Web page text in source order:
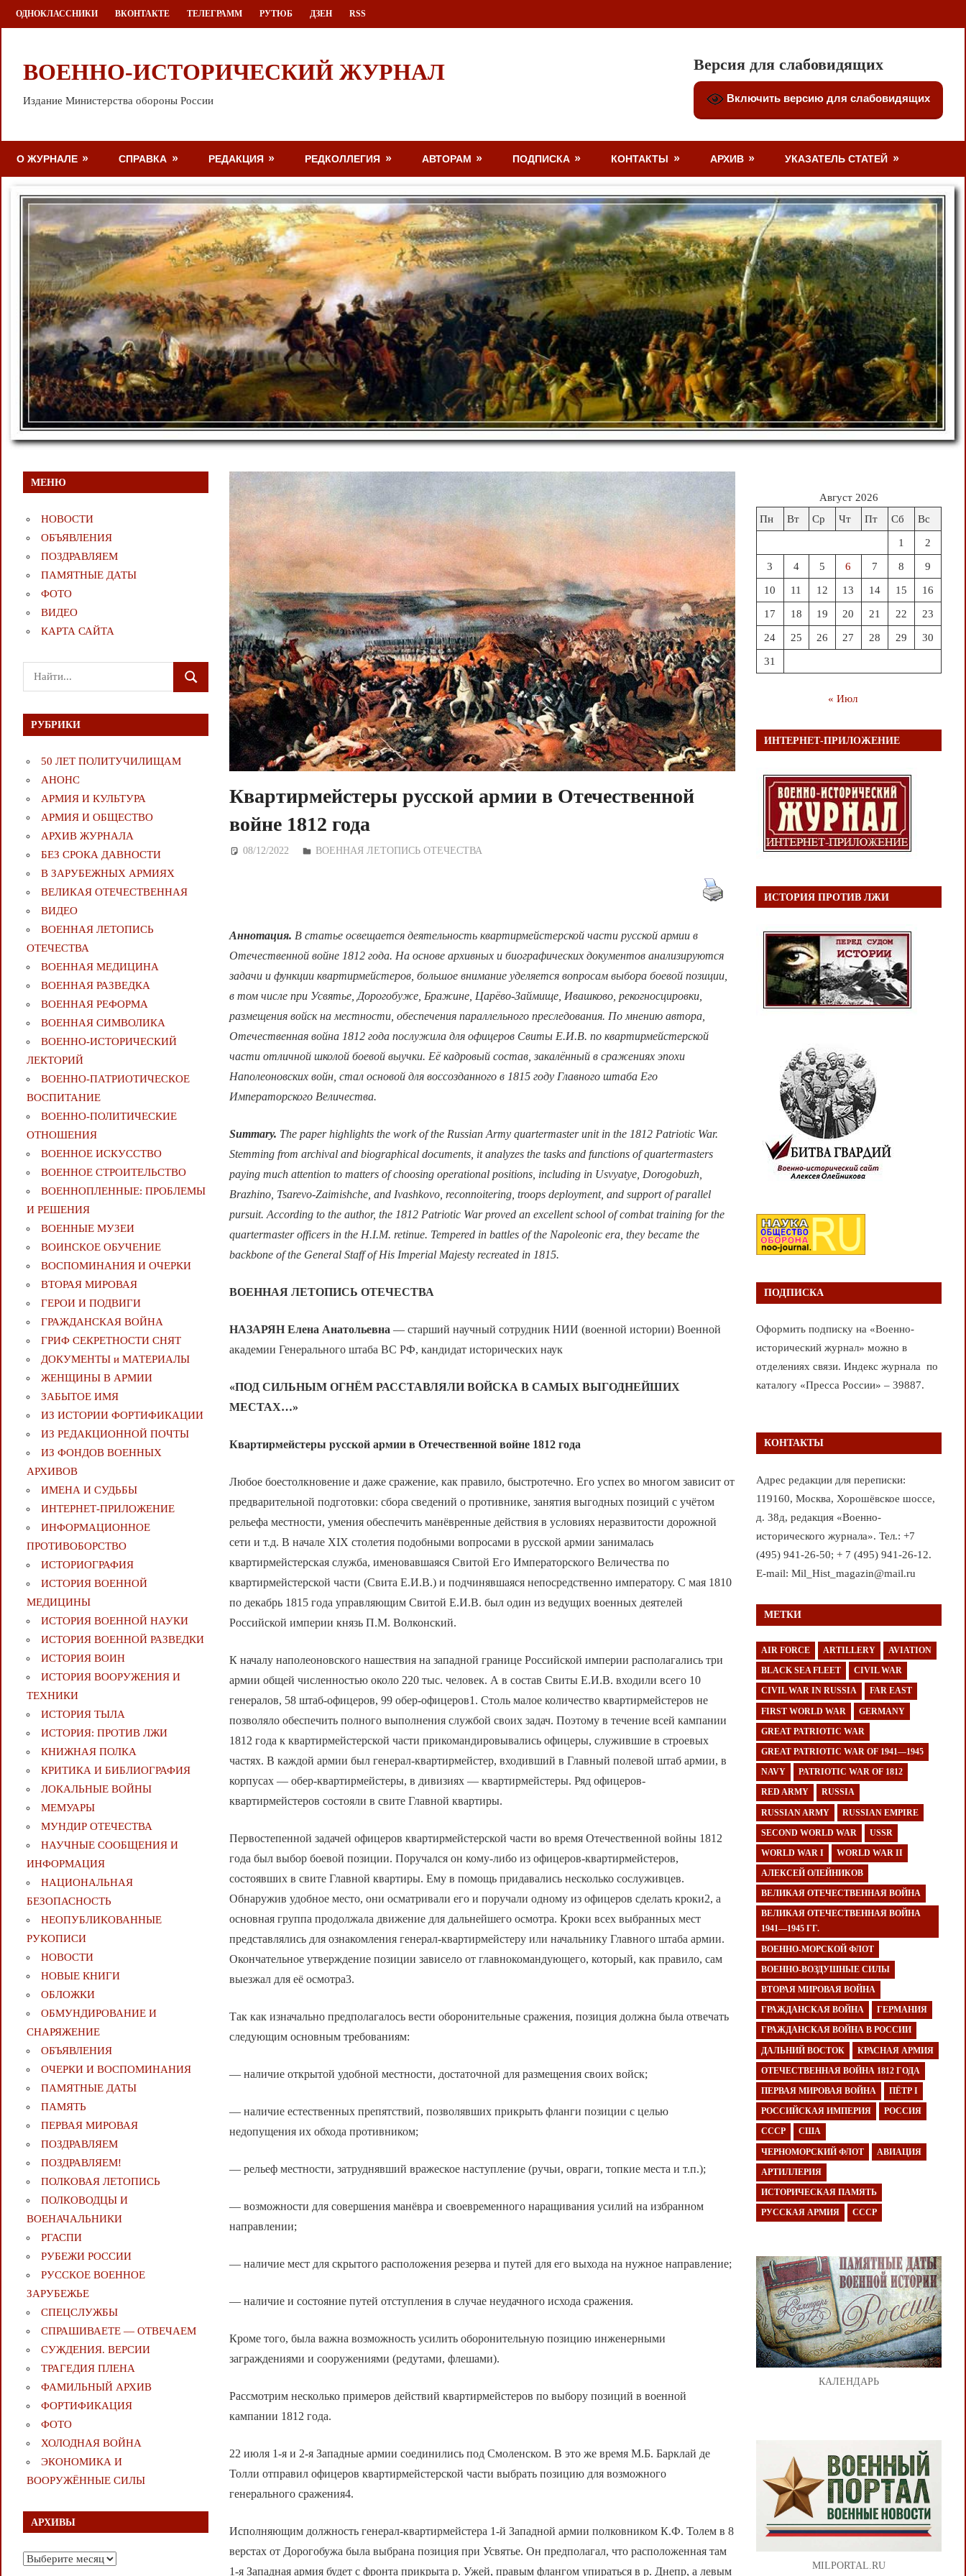
Перейти
к
ОДНОКЛАССНИКИ ВКОНТАКТЕ ТЕЛЕГРАММ РУТЮБ ДЗЕН RSS
ВОЕННО-ИСТОРИЧЕСКИЙ ЖУРНАЛ
Издание Министерства обороны России
Версия для слабовидящих
Включить версию для слабовидящих
О ЖУРНАЛЕ СПРАВКА РЕДАКЦИЯ РЕДКОЛЛЕГИЯ АВТОРАМ ПОДПИСКА КОНТАКТЫ АРХИВ УКАЗАТЕЛЬ СТАТЕЙ
Квартирмейстеры русской армии в Отечественной
войне 1812 года
08/12/2022 Дежурный по Редакции
ВОЕННАЯ ЛЕТОПИСЬ ОТЕЧЕСТВА
Аннотация. В статье освещается деятельность квартирмейстерской части русской армии в
Отечественной войне 1812 года. На основе архивных и биографических документов анализируются
задачи и функции квартирмейстеров, большое внимание уделяется вопросам выбора боевой позиции,
в том числе при Усвятье, Дорогобуже, Бражине, Царёво-Займище, Ивашково, рекогносцировки,
размещения войск на местности, обеспечения параллельного преследования. По мнению автора,
Отечественная война 1812 года послужила для офицеров Свиты Е.И.В. по квартирмейстерской
части отличной школой боевой выучки. Её кадровый состав, закалённый в сражениях эпохи
Наполеоновских войн, стал основой для воссозданного в 1815 году Главного штаба Его
Императорского Величества.
Summary. The paper highlights the work of the Russian Army quartermaster unit in the 1812 Patriotic War.
Stemming from archival and biographical documents, it analyzes the tasks and functions of quartermasters
paying much attention to matters of choosing operational positions, including in Usvyatye, Dorogobuzh,
Brazhino, Tsarevo-Zaimishche, and Ivashkovo, reconnoitering, troops deployment, and support of parallel
pursuit. According to the author, the 1812 Patriotic War proved an excellent school of combat training for the
quartermaster officers in the H.I.M. retinue. Tempered in battles of the Napoleonic era, they became the
backbone of the General Staff of His Imperial Majesty recreated in 1815.
ВОЕННАЯ ЛЕТОПИСЬ ОТЕЧЕСТВА
НАЗАРЯН Елена Анатольевна — старший научный сотрудник НИИ (военной истории) Военной
академии Генерального штаба ВС РФ, кандидат исторических наук
«ПОД СИЛЬНЫМ ОГНЁМ РАССТАВЛЯЛИ ВОЙСКА В САМЫХ ВЫГОДНЕЙШИХ
МЕСТАХ…»
Квартирмейстеры русской армии в Отечественной войне 1812 года
Любое боестолкновение и даже сражение, как правило, быстротечно. Его успех во многом зависит от
предварительной подготовки: сбора сведений о противнике, занятия выгодных позиций с учётом
рельефа местности, умения обеспечить манёвренные действия в условиях неразвитости дорожной
сети и т.д. В начале XIX столетия подобными вопросами в русской армии занималась
квартирмейстерская служба, именовавшаяся Свитой Его Императорского Величества по
квартирмейстерской части (Свита Е.И.В.) и подчинявшаяся непосредственно императору. С мая 1810
по декабрь 1815 года управляющим Свитой Е.И.В. был один из ведущих военных деятелей
Российской империи князь П.М. Волконский.
К началу наполеоновского нашествия на западной границе Российской империи располагались три
армии общей численностью около 220 тыс. человек. А в состав Свиты Е.И.В. входили всего 10
генералов, 58 штаб-офицеров, 99 обер-офицеров1. Столь малое количество квартирмейстеров не
позволяло обеспечить полного выполнения службой своих задач. Поэтому в течение всей кампании
1812 года к квартирмейстерской части прикомандировывались офицеры, служившие в строевых
частях. В каждой армии был генерал-квартирмейстер, входивший в Главный полевой штаб армии, в
корпусах — обер-квартирмейстеры, в дивизиях — квартирмейстеры. Ряд офицеров-
квартирмейстеров состояли в свите Главной квартиры.
Первостепенной задачей офицеров квартирмейстерской части во время Отечественной войны 1812
года был выбор боевой позиции. Поручался он кому-либо из офицеров-квартирмейстеров,
состоявших в свите Главной квартиры. Ему в помощь придавались несколько сослуживцев.
Обнаружив удобное место, они осматривали его и поручали одному из офицеров сделать кроки2, а
основная группа продолжала движение для дальнейшего осмотра. Кроки всех выбранных мест
представлялись для ознакомления генерал-квартирмейстеру или начальнику Главного штаба армии.
Окончательное утверждение позиции зависело от главнокомандующего, который, как правило, сам
выезжал для её осмотра3.
Так как изначально предполагалось вести оборонительные сражения, позиция должна была отвечать
следующим основным требованиям:
— наличие открытой удобной местности, достаточной для размещения своих войск;
— наличие естественных препятствий, позволявших прикрыть фланги позиции с целью
недопущения их обхода противником;
— рельеф местности, затруднявший вражеское наступление (ручьи, овраги, топкие места и т.п.);
— возможности для совершения манёвра и своевременного наращивания усилий на избранном
направлении;
— наличие мест для скрытого расположения резерва и путей для его выхода на нужное направление;
— наличие и состояние путей отступления в случае неудачного исхода сражения.
Кроме того, была важна возможность усилить оборонительную позицию инженерными
заграждениями и сооружениями (редутами, флешами).
Рассмотрим несколько примеров действий квартирмейстеров по выбору позиций в военной
кампании 1812 года.
22 июля 1-я и 2-я Западные армии соединились под Смоленском. В это же время М.Б. Барклай де
Толли отправил офицеров квартирмейстерской части выбрать позицию для возможного
генерального сражения4.
Исполняющим должность генерал-квартирмейстера 1-й Западной армии полковником К.Ф. Толем в 8
верстах от Дорогобужа была выбрана позиция при Усвятье. Он предполагал, что расположенная там
1-я Западная армия будет с фронта прикрыта р. Ужей, правым флангом упираться в р. Днепр, а левым
МЕНЮ
НОВОСТИ
ОБЪЯВЛЕНИЯ
ПОЗДРАВЛЯЕМ
ПАМЯТНЫЕ ДАТЫ
ФОТО
ВИДЕО
КАРТА САЙТА
Поиск
для:
ПОИСК
РУБРИКИ
50 ЛЕТ ПОЛИТУЧИЛИЩАМ
АНОНС
АРМИЯ И КУЛЬТУРА
АРМИЯ И ОБЩЕСТВО
АРХИВ ЖУРНАЛА
БЕЗ СРОКА ДАВНОСТИ
В ЗАРУБЕЖНЫХ АРМИЯХ
ВЕЛИКАЯ ОТЕЧЕСТВЕННАЯ
ВИДЕО
ВОЕННАЯ ЛЕТОПИСЬ
ОТЕЧЕСТВА
ВОЕННАЯ МЕДИЦИНА
ВОЕННАЯ РАЗВЕДКА
ВОЕННАЯ РЕФОРМА
ВОЕННАЯ СИМВОЛИКА
ВОЕННО-ИСТОРИЧЕСКИЙ
ЛЕКТОРИЙ
ВОЕННО-ПАТРИОТИЧЕСКОЕ
ВОСПИТАНИЕ
ВОЕННО-ПОЛИТИЧЕСКИE
ОТНОШЕНИЯ
ВОЕННОЕ ИСКУССТВО
ВОЕННОЕ СТРОИТЕЛЬСТВО
ВОЕННОПЛЕННЫЕ: ПРОБЛЕМЫ
И РЕШЕНИЯ
ВОЕННЫЕ МУЗЕИ
ВОИНСКОЕ ОБУЧЕНИЕ
ВОСПОМИНАНИЯ И ОЧЕРКИ
ВТОРАЯ МИРОВАЯ
ГЕРОИ И ПОДВИГИ
ГРАЖДАНСКАЯ ВОЙНА
ГРИФ СЕКРЕТНОСТИ СНЯТ
ДОКУМЕНТЫ и МАТЕРИАЛЫ
ЖЕНЩИНЫ В АРМИИ
ЗАБЫТОЕ ИМЯ
ИЗ ИСТОРИИ ФОРТИФИКАЦИИ
ИЗ РЕДАКЦИОННОЙ ПОЧТЫ
ИЗ ФОНДОВ ВОЕННЫХ
АРХИВОВ
ИМЕНА И СУДЬБЫ
ИНТЕРНЕТ-ПРИЛОЖЕНИЕ
ИНФОРМАЦИОННОЕ
ПРОТИВОБОРСТВО
ИСТОРИОГРАФИЯ
ИСТОРИЯ ВОЕННОЙ
МЕДИЦИНЫ
ИСТОРИЯ ВОЕННОЙ НАУКИ
ИСТОРИЯ ВОЕННОЙ РАЗВЕДКИ
ИСТОРИЯ ВОИН
ИСТОРИЯ ВООРУЖЕНИЯ И
ТЕХНИКИ
ИСТОРИЯ ТЫЛА
ИСТОРИЯ: ПРОТИВ ЛЖИ
КНИЖНАЯ ПОЛКА
КРИТИКА И БИБЛИОГРАФИЯ
ЛОКАЛЬНЫЕ ВОЙНЫ
МЕМУАРЫ
МУНДИР ОТЕЧЕСТВА
НАУЧНЫЕ СООБЩЕНИЯ И
ИНФОРМАЦИЯ
НАЦИОНАЛЬНАЯ
БЕЗОПАСНОСТЬ
НЕОПУБЛИКОВАННЫЕ
РУКОПИСИ
НОВОСТИ
НОВЫЕ КНИГИ
ОБЛОЖКИ
ОБМУНДИРОВАНИЕ И
СНАРЯЖЕНИЕ
ОБЪЯВЛЕНИЯ
ОЧЕРКИ И ВОСПОМИНАНИЯ
ПАМЯТНЫЕ ДАТЫ
ПАМЯТЬ
ПЕРВАЯ МИРОВАЯ
ПОЗДРАВЛЯЕМ
ПОЗДРАВЛЯЕМ!
ПОЛКОВАЯ ЛЕТОПИСЬ
ПОЛКОВОДЦЫ И
ВОЕНАЧАЛЬНИКИ
РГАСПИ
РУБЕЖИ РОССИИ
РУССКОЕ ВОЕННОЕ
ЗАРУБЕЖЬЕ
СПЕЦСЛУЖБЫ
СПРАШИВАЕТЕ — ОТВЕЧАЕМ
СУЖДЕНИЯ. ВЕРСИИ
ТРАГЕДИЯ ПЛЕНА
ФАМИЛЬНЫЙ АРХИВ
ФОРТИФИКАЦИЯ
ФОТО
ХОЛОДНАЯ ВОЙНА
ЭКОНОМИКА И
ВООРУЖЁННЫЕ СИЛЫ
АРХИВЫ
Архивы
Август 2026
Пн
Вт Ср Чт Пт Сб Вс
1 2
3 4 5 6 7 8 9
10 11 12 13 14 15 16
17 18 19 20 21 22 23
24 25 26 27 28 29 30
31
« Июл
ИНТЕРНЕТ-ПРИЛОЖЕНИЕ
ИСТОРИЯ ПРОТИВ ЛЖИ
ПОДПИСКА
Оформить подписку на «Военно-
исторический журнал» можно в
отделениях связи. Индекс журнала по
каталогу «Пресса России» – 39887.
КОНТАКТЫ
Адрес редакции для переписки:
119160, Москва, Хорошёвское шоссе,
д. 38д, редакция «Военно-
исторического журнала». Тел.: +7
(495) 941-26-50; + 7 (495) 941-26-12.
E-mail: Mil_Hist_magazin@mail.ru
МЕТКИ
AIR FORCE ARTILLERY AVIATION
BLACK SEA FLEET CIVIL WAR
CIVIL WAR IN RUSSIA FAR EAST
FIRST WORLD WAR GERMANY
GREAT PATRIOTIC WAR
GREAT PATRIOTIC WAR OF 1941—1945
NAVY PATRIOTIC WAR OF 1812
RED ARMY RUSSIA
RUSSIAN ARMY RUSSIAN EMPIRE
SECOND WORLD WAR USSR
WORLD WAR I WORLD WAR II
АЛЕКСЕЙ ОЛЕЙНИКОВ
ВЕЛИКАЯ ОТЕЧЕСТВЕННАЯ ВОЙНА
ВЕЛИКАЯ ОТЕЧЕСТВЕННАЯ ВОЙНА
1941—1945 ГГ.
ВОЕННО-МОРСКОЙ ФЛОТ
ВОЕННО-ВОЗДУШНЫЕ СИЛЫ
ВТОРАЯ МИРОВАЯ ВОЙНА
ГРАЖДАНСКАЯ ВОЙНА ГЕРМАНИЯ
ГРАЖДАНСКАЯ ВОЙНА В РОССИИ
ДАЛЬНИЙ ВОСТОК КРАСНАЯ АРМИЯ
ОТЕЧЕСТВЕННАЯ ВОЙНА 1812 ГОДА
ПЕРВАЯ МИРОВАЯ ВОЙНА ПЁТР I
РОССИЙСКАЯ ИМПЕРИЯ РОССИЯ
СССР США
ЧЕРНОМОРСКИЙ ФЛОТ АВИАЦИЯ
АРТИЛЛЕРИЯ
ИСТОРИЧЕСКАЯ ПАМЯТЬ
РУССКАЯ АРМИЯ СССР
КАЛЕНДАРЬ
MILPORTAL.RU